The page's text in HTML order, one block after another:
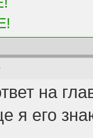
на
я его